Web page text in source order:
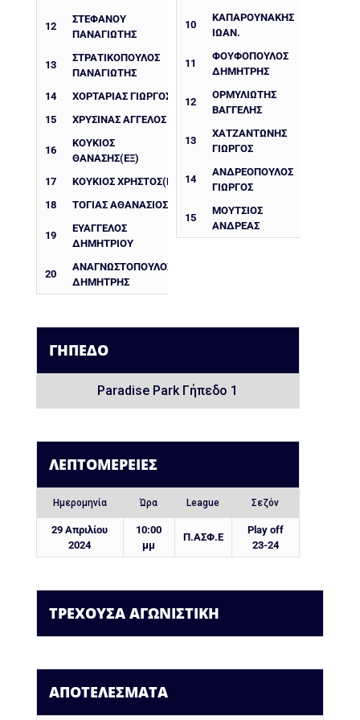
12
ΣΤΕΦΆΝΟΥ
ΠΑΝΑΓΙΏΤΗΣ
13
ΣΤΡΑΤΙΚΟΠΟΥΛΟΣ
ΠΑΝΑΓΙΩΤΗΣ
14
ΧΟΡΤΑΡΙΆΣ ΓΙΏΡΓΟΣ
15
ΧΡΥΣΊΝΑΣ ΆΓΓΕΛΟΣ
16
ΚΟΥΚΙΟΣ
ΘΑΝΑΣΗΣ(ΕΞ)
17
ΚΟΥΚΙΟΣ ΧΡΗΣΤΟΣ(ΕΞ)
18
ΤΌΓΙΑΣ ΑΘΑΝΆΣΙΟΣ
19
ΕΥΆΓΓΕΛΟΣ
ΔΗΜΗΤΡΊΟΥ
20
ΑΝΑΓΝΩΣΤΌΠΟΥΛΟΣ
ΔΗΜΉΤΡΗΣ
10
ΚΑΠΑΡΟΥΝΑΚΗΣ
ΙΩΑΝ.
11
ΦΟΥΦΟΠΟΥΛΟΣ
ΔΗΜΗΤΡΗΣ
12
ΟΡΜΥΛΙΩΤΗΣ
ΒΑΓΓΕΛΗΣ
13
ΧΑΤΖΑΝΤΩΝΗΣ
ΓΙΩΡΓΟΣ
14
ΑΝΔΡΕΟΠΟΥΛΟΣ
ΓΙΩΡΓΟΣ
15
ΜΟΎΤΣΙΟΣ
ΑΝΔΡΈΑΣ
ΓΉΠΕΔΟ
Paradise Park Γήπεδο 1
ΛΕΠΤΟΜΈΡΕΙΕΣ
Ημερομηνία Ώρα League Σεζόν
29 Απριλίου
2024
10:00
μμ
Π.ΑΣΦ.Ε
Play off
23-24
ΤΡΕΧΟΥΣΑ ΑΓΩΝΙΣΤΙΚΗ
ΑΠΟΤΕΛΕΣΜΑΤΑ